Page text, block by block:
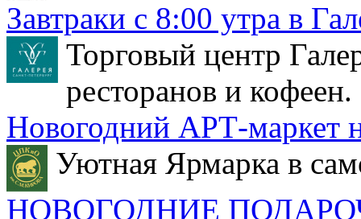
Завтраки с 8:00 утра в
Торговый центр
ресторанов и кофеен.
Новогодний АРТ-маркет
Уютная Ярмарка в
НОВОГОДНИЕ